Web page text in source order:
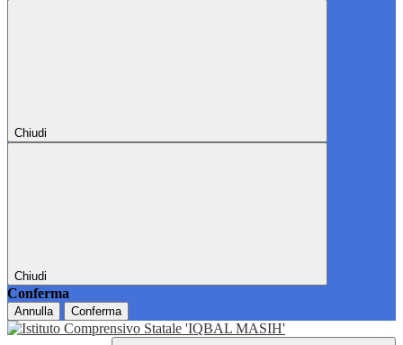
Chiudi
Chiudi
Conferma
Annulla Conferma